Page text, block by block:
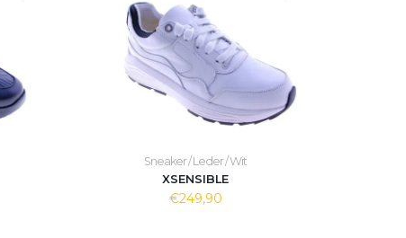
Sneaker / Leder / Wit
XSENSIBLE
€249,90